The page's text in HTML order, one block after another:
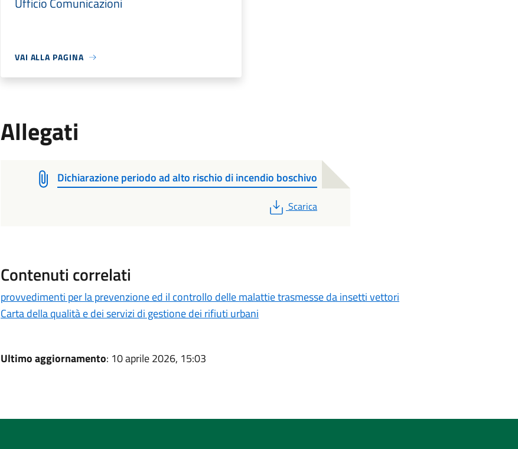
VAI ALLA PAGINA
Allegati
Dichiarazione periodo ad alto rischio di incendio boschivo
PDF
Scarica
Contenuti correlati
provvedimenti per la prevenzione ed il controllo delle malattie trasmesse da insetti vettori
Carta della qualità e dei servizi di gestione dei rifiuti urbani
Ultimo aggiornamento: 10 aprile 2026, 15:03